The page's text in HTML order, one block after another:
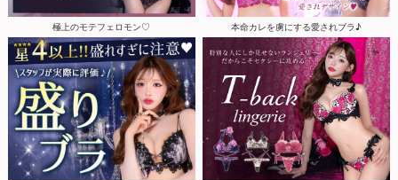
極上のモテフェロモン♡ 本命カレを虜にする愛されブラ♪